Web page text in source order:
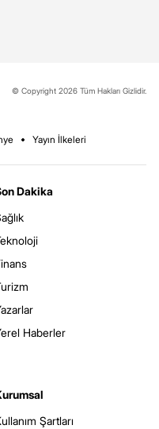
© Copyright 2026 Tüm Hakları Gizlidir.
Yayın İlkeleri
Dakika
Haberler
Şartları